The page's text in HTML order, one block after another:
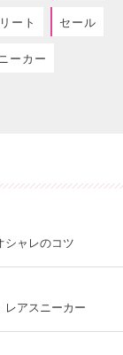
ート セール
ーカー
シャレのコツ
レアスニーカー